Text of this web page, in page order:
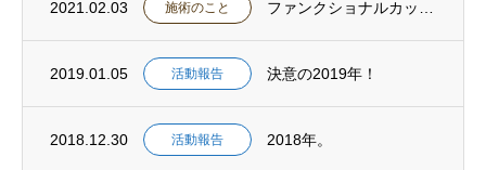
2021.02.03 施術のこと
2019.01.05 活動報告 決意の2019年！
2018.12.30 活動報告 2018年。